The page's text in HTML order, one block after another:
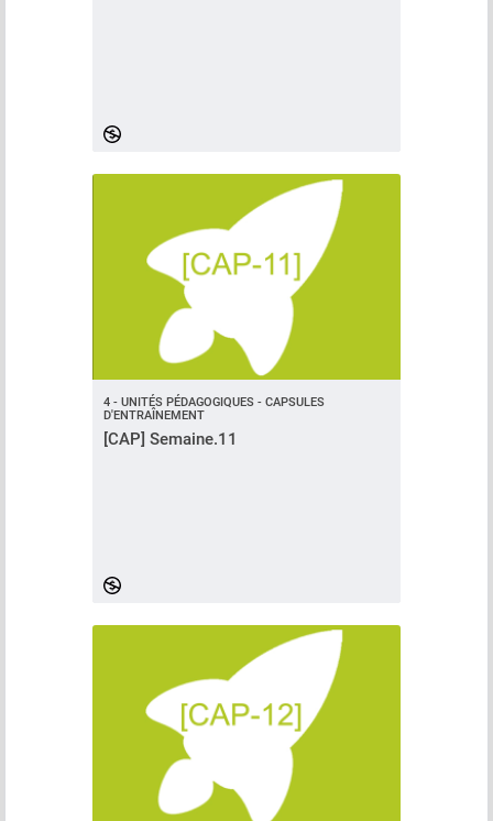
4 - UNITÉS PÉDAGOGIQUES - CAPSULES
D'ENTRAÎNEMENT
[CAP] Semaine.11